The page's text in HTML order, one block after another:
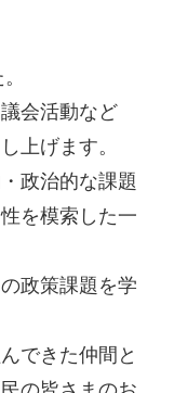
会活動など
上げます。
政治的な課題
を模索した一
政策課題を学
できた仲間と